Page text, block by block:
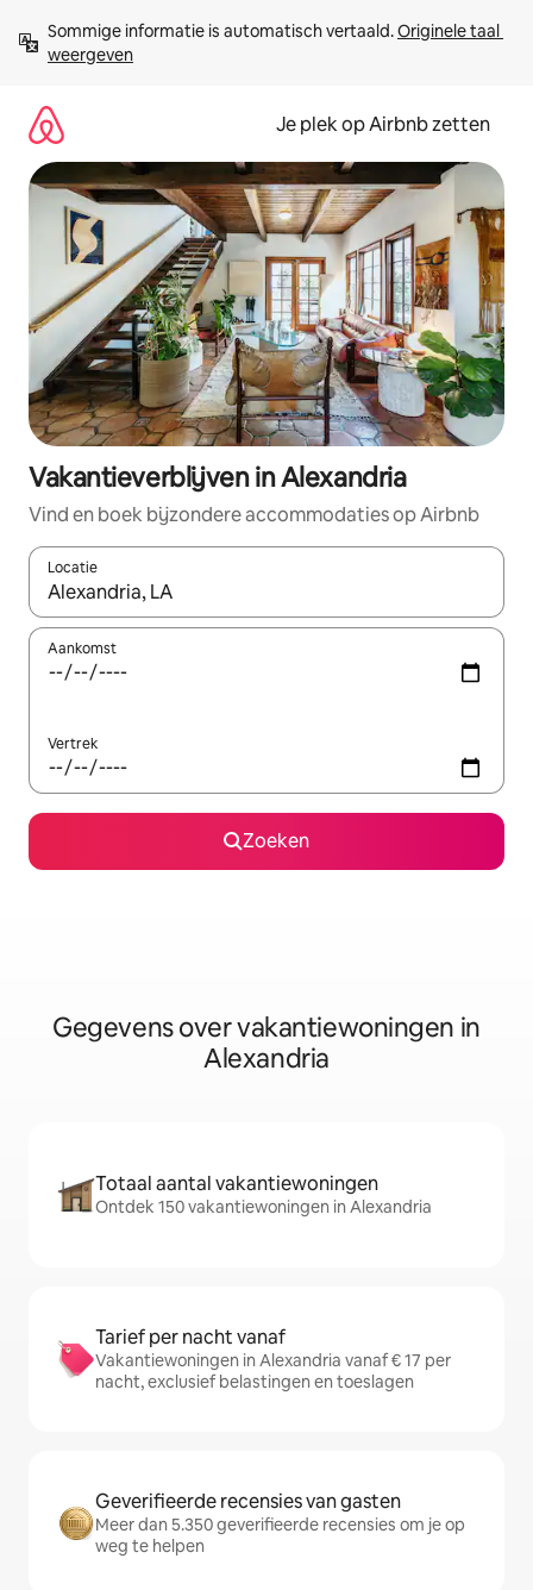
direct
naar
Sommige informatie is automatisch vertaald. Originele taal
weergeven
Je plek op Airbnb zetten
Vakantieverblijven in Alexandria
Vind en boek bijzondere accommodaties op Airbnb
Locatie
Wanneer er resultaten beschikbaar zijn, maak je een keuze
Aankomst
Vertrek
Zoeken
Gegevens over vakantiewoningen in
Alexandria
Totaal aantal vakantiewoningen
Ontdek 150 vakantiewoningen in Alexandria
Tarief per nacht vanaf
Vakantiewoningen in Alexandria vanaf € 17 per
nacht, exclusief belastingen en toeslagen
Geverifieerde recensies van gasten
Meer dan 5.350 geverifieerde recensies om je op
weg te helpen